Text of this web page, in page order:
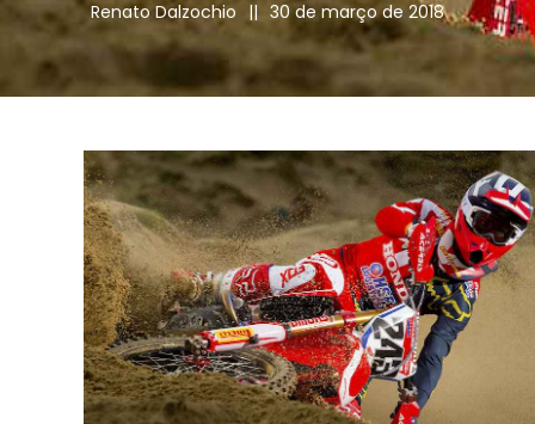
Renato Dalzochio || 30 de março de 2018